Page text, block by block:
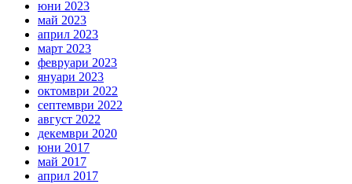
юни 2023
май 2023
април 2023
март 2023
февруари 2023
януари 2023
октомври 2022
септември 2022
август 2022
декември 2020
юни 2017
май 2017
април 2017